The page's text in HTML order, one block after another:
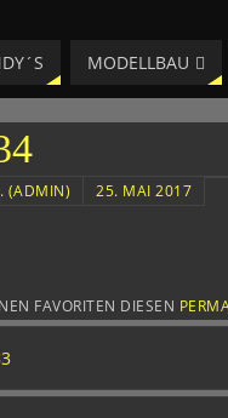
MM
MODELLBAU
(ADMIN) 25. MAI 2017
FAVORITEN DIESEN